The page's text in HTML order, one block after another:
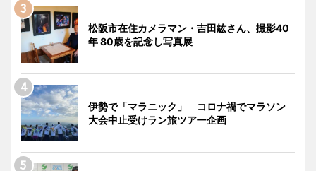
松阪市在住カメラマン・吉田紘さん、撮影40
年 80歳を記念し写真展
伊勢で「マラニック」 コロナ禍でマラソン
大会中止受けラン旅ツアー企画